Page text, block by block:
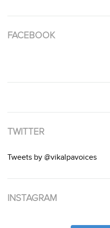
FACEBOOK
TWITTER
Tweets by @vikalpavoices
INSTAGRAM